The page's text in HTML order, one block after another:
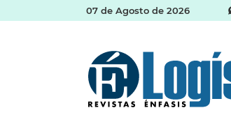
07 de Agosto de 2026